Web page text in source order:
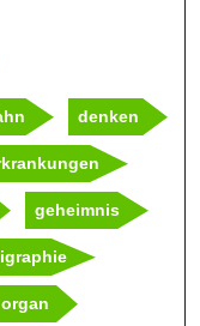
denken
geheimnis
organ